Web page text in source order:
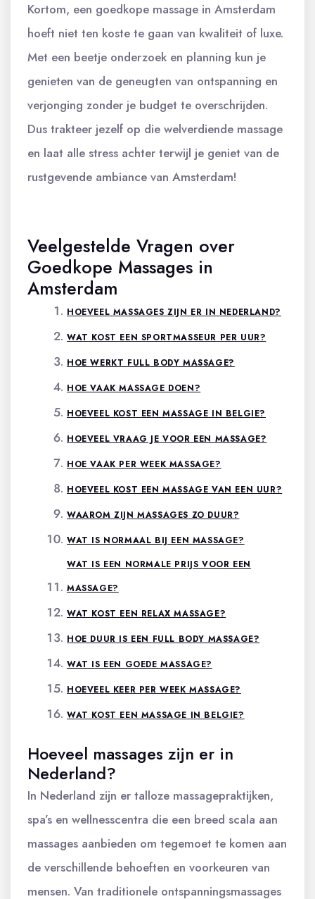
Kortom, een goedkope massage in Amsterdam
hoeft niet ten koste te gaan van kwaliteit of luxe.
Met een beetje onderzoek en planning kun je
genieten van de geneugten van ontspanning en
verjonging zonder je budget te overschrijden.
Dus trakteer jezelf op die welverdiende massage
en laat alle stress achter terwijl je geniet van de
rustgevende ambiance van Amsterdam!
Veelgestelde Vragen over
Goedkope Massages in
Amsterdam
HOEVEEL MASSAGES ZIJN ER IN NEDERLAND?
WAT KOST EEN SPORTMASSEUR PER UUR?
HOE WERKT FULL BODY MASSAGE?
HOE VAAK MASSAGE DOEN?
HOEVEEL KOST EEN MASSAGE IN BELGIE?
HOEVEEL VRAAG JE VOOR EEN MASSAGE?
HOE VAAK PER WEEK MASSAGE?
HOEVEEL KOST EEN MASSAGE VAN EEN UUR?
WAAROM ZIJN MASSAGES ZO DUUR?
WAT IS NORMAAL BIJ EEN MASSAGE?
WAT IS EEN NORMALE PRIJS VOOR EEN
MASSAGE?
WAT KOST EEN RELAX MASSAGE?
HOE DUUR IS EEN FULL BODY MASSAGE?
WAT IS EEN GOEDE MASSAGE?
HOEVEEL KEER PER WEEK MASSAGE?
WAT KOST EEN MASSAGE IN BELGIE?
Hoeveel massages zijn er in
Nederland?
In Nederland zijn er talloze massagepraktijken,
spa’s en wellnesscentra die een breed scala aan
massages aanbieden om tegemoet te komen aan
de verschillende behoeften en voorkeuren van
mensen. Van traditionele ontspanningsmassages